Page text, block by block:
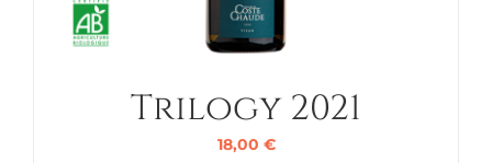
Trilogy 2021
18,00 €